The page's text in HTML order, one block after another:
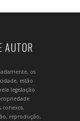
AUTOR
os
estão
legislação
reprodução,